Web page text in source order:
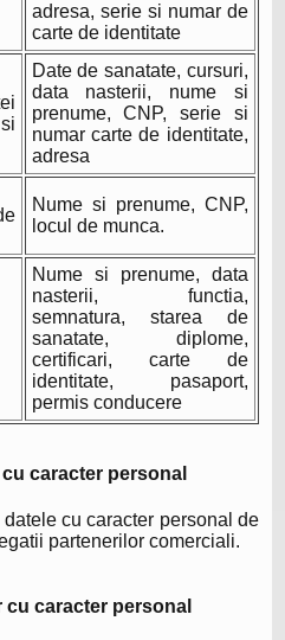
adresa, serie si numar de
carte de identitate
Date de sanatate, cursuri,
data nasterii, nume si
prenume, CNP, serie si
numar carte de identitate,
adresa
Nume si prenume, CNP,
locul de munca.
Nume si prenume, data
nasterii, functia,
semnatura, starea de
sanatate, diplome,
certificari, carte de
identitate, pasaport,
permis conducere
caracter personal
cu caracter personal de
partenerilor comerciali.
cu caracter personal